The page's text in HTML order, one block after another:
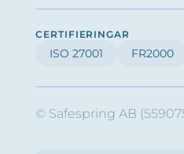
CERTIFIERINGAR
ISO 27001 FR2000
© Safespring AB